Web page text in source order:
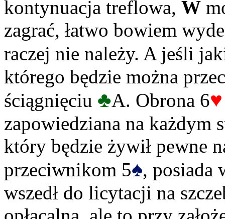
kontynuacja treflowa, W
zagrać, łatwo bowiem
raczej nie należy. A jeśli
którego będzie można
ściągnięciu ♣A. Obrona 6♥
zapowiedziana na każdym
który będzie żywił pewne
przeciwnikom 5♠, posiada
wszedł do licytacji na